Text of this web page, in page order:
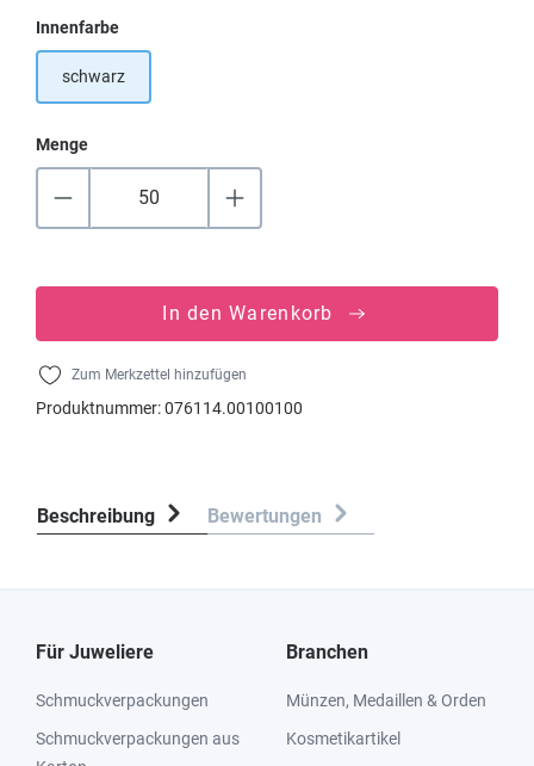
Innenfarbeauswählen
schwarz
Menge
In den Warenkorb
Zum Merkzettel hinzufügen
Produktnummer:076114.00100100
Beschreibung Bewertungen
Für Juweliere
Schmuckverpackungen
Schmuckverpackungen aus
Branchen
Münzen, Medaillen & Orden
Kosmetikartikel